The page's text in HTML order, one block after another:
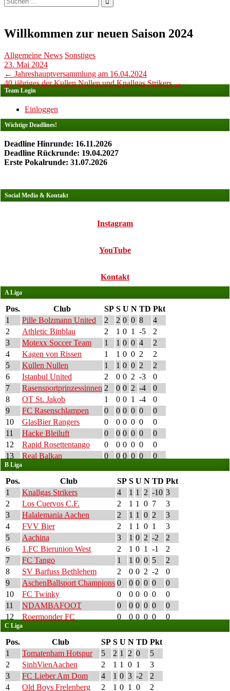
nach:
Willkommen zur neuen Saison 2024
Allgemeine News Sonstiges
23. Mai 2024
Post
navigation
← Jahreshauptversammlung am 16.04.2024
40 jähriges der Kullen Nullen und Knallgas Strikers→
Team Login
Einloggen
Wichtige Deadlines!
Deadline Hinrunde: 16.11.2026
Deadline Rückrunde: 19.04.2027
Erste Pokalrunde: 31.07.2026
Social Media & Kontakt
Instagram
YouTube
Kontakt
A Liga
Pos. Club SP S U N TD Pkt
1
Pille Bolzmann United 2 2 0 0 8
4
2
Athletic Binblau 2 1 0 1 -5
2
3
Motexx Soccer Team 1 1 0 0 4
2
4
Kagen von Rissen 1 1 0 0 2
2
5
Kullen Nullen 1 1 0 0 2
2
6
Istanbul United 2 0 0 2 -3
0
7
Rasensportprinzessinnen 2 0 0 2 -4
0
8
OT St. Jakob 1 0 0 1 -4
0
9
FC Rasenschlampen 0 0 0 0 0
0
10
GlasBier Rangers 0 0 0 0 0
0
11
Hacke Bleiluft 0 0 0 0 0
0
12
Rapid Rosettentango 0 0 0 0 0
0
13
Real Balkan 0 0 0 0 0 0
B Liga
Pos. Club SP S U N TD Pkt
1
Knallgas Strikers 4 1 1 2 -10 3
2
Los Cuervos C.F. 2 1 1 0 7
3
3
Halalemania Aachen 2 1 1 0 2
3
4
FVV Bier 2 1 1 0 1
3
5
Aachina 3 1 0 2 -2
2
6
1.FC Bierunion West 2 1 0 1 -1
2
7
FC Tango 1 1 0 0 5
2
8
SV Barfuss Bethlehem 2 0 0 2 -2
0
9
AschenBallsport Champions 0 0 0 0 0
0
10
FC Twinky 0 0 0 0 0
0
11
NDAMBAFOOT 0 0 0 0 0
0
12
Roermonder FC 0 0 0 0 0 0
C Liga
Pos. Club SP S U N TD Pkt
1
Tomatenham Hotspur 5 2 1 2 0
5
2
SinhVienAachen 2 1 1 0 1
3
3
FC Lieber Am Dom 4 1 0 3 -2
2
4
Old Boys Frelenberg 2 1 0 1 0 2